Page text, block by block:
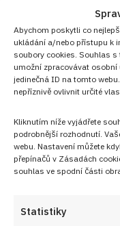
Abychom poskytli co
ukládání a/nebo přístupu k
soubory cookies. Souhlas
umožní zpracovávat osobní
jedinečná ID na tomto
nepříznivě ovlivnit určité
Kliknutím níže vyjádřete
podrobnější rozhodnutí.
webu. Nastavení můžete
přepínačů v Zásadách
souhlas ve spodní části
Statistiky